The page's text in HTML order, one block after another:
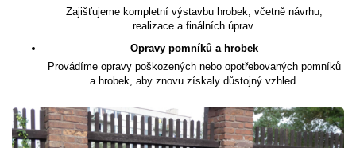
Zajišťujeme kompletní výstavbu hrobek, včetně návrhu,
realizace a finálních úprav.
Opravy pomníků a hrobek
Provádíme opravy poškozených nebo opotřebovaných pomníků
a hrobek, aby znovu získaly důstojný vzhled.